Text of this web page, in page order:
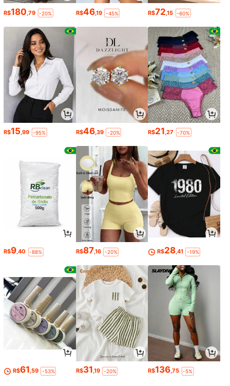
R$180 ,79 -20% R$46,19 -45% R$72 ,15 -60%
R$15,99 -95% R$46,39 -20% R$21,27 -70%
R$9,40 -88% R$87,16 -20% R$28,41 -19%
R$61,59 -53% R$31,19 -20% R$136,75 -5%